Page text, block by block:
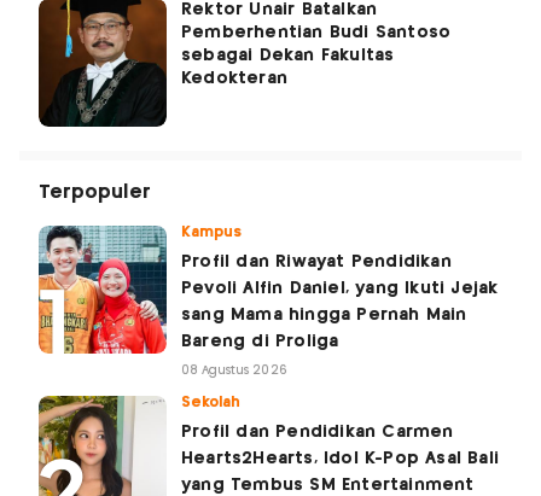
Rektor Unair Batalkan
Pemberhentian Budi Santoso
sebagai Dekan Fakultas
Kedokteran
Terpopuler
Kampus
Profil dan Riwayat Pendidikan
Pevoli Alfin Daniel, yang Ikuti Jejak
sang Mama hingga Pernah Main
Bareng di Proliga
08 Agustus 2026
Sekolah
Profil dan Pendidikan Carmen
Hearts2Hearts, Idol K-Pop Asal Bali
yang Tembus SM Entertainment